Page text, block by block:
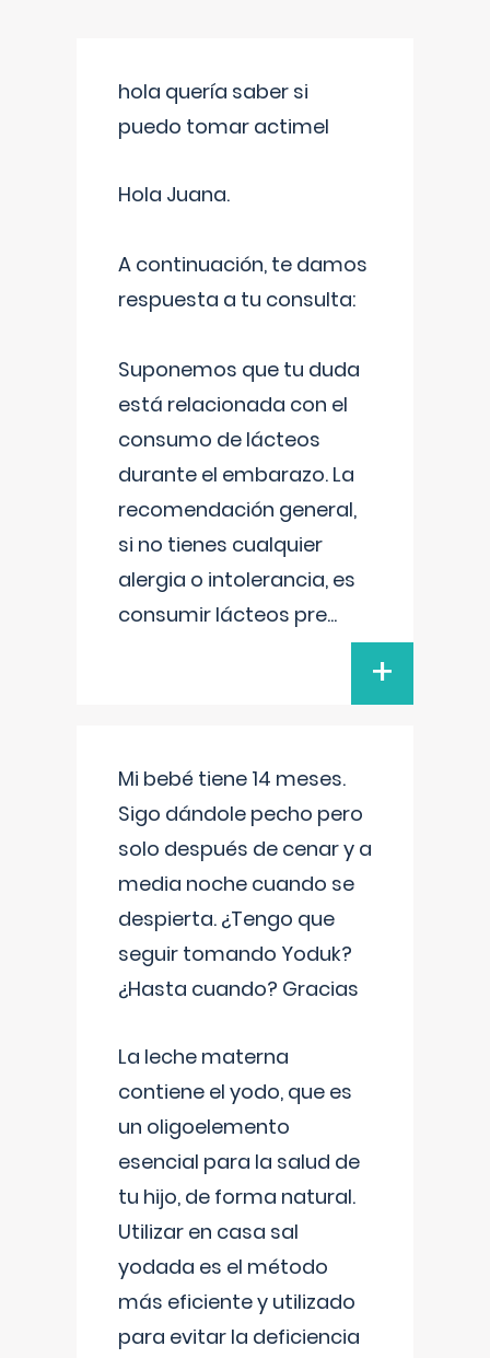
hola quería saber si
puedo tomar actimel
Hola Juana.
A continuación, te damos
respuesta a tu consulta:
Suponemos que tu duda
está relacionada con el
consumo de lácteos
durante el embarazo. La
recomendación general,
si no tienes cualquier
alergia o intolerancia, es
consumir lácteos pre...
+
Mi bebé tiene 14 meses.
Sigo dándole pecho pero
solo después de cenar y a
media noche cuando se
despierta. ¿Tengo que
seguir tomando Yoduk?
¿Hasta cuando? Gracias
La leche materna
contiene el yodo, que es
un oligoelemento
esencial para la salud de
tu hijo, de forma natural.
Utilizar en casa sal
yodada es el método
más eficiente y utilizado
para evitar la deficiencia